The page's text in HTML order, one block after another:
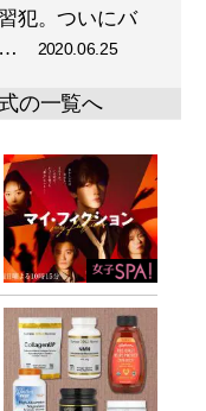
犯。ついにバ
… 2020.06.25
の一覧へ